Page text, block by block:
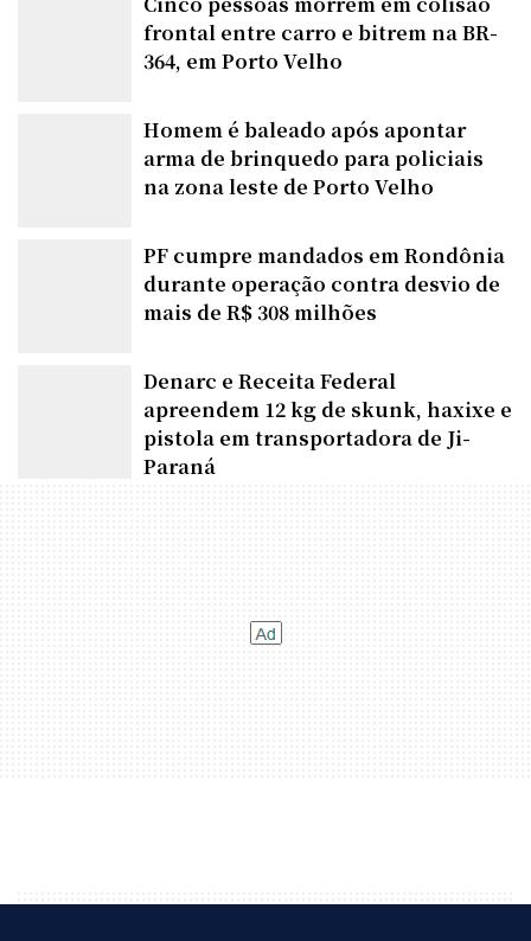
Cinco pessoas morrem em colisão
frontal entre carro e bitrem na BR-
Homem é baleado após apontar
arma de brinquedo para policiais
PF cumpre mandados em Rondônia
durante operação contra desvio de
Denarc e Receita Federal
apreendem 12 kg de skunk, haxixe e
pistola em transportadora de Ji-